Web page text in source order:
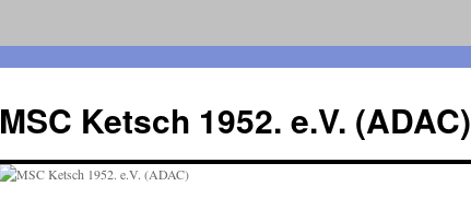
springen
MSC Ketsch 1952. e.V. (ADAC)